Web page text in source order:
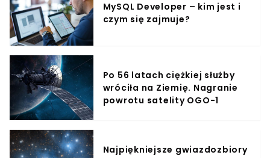
MySQL Developer – kim jest i
czym się zajmuje?
Po 56 latach ciężkiej służby
wróciła na Ziemię. Nagranie
powrotu satelity OGO-1
Najpiękniejsze gwiazdozbiory